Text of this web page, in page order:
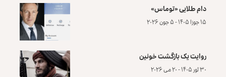
دام طلایی «توماس»
۱۵ جوزا ۱۴۰۵ - ۵ جون ۲۰۲۶
روایت یک بازگشت خونین
۳۰ ثور ۱۴۰۵ - ۲۰ می ۲۰۲۶